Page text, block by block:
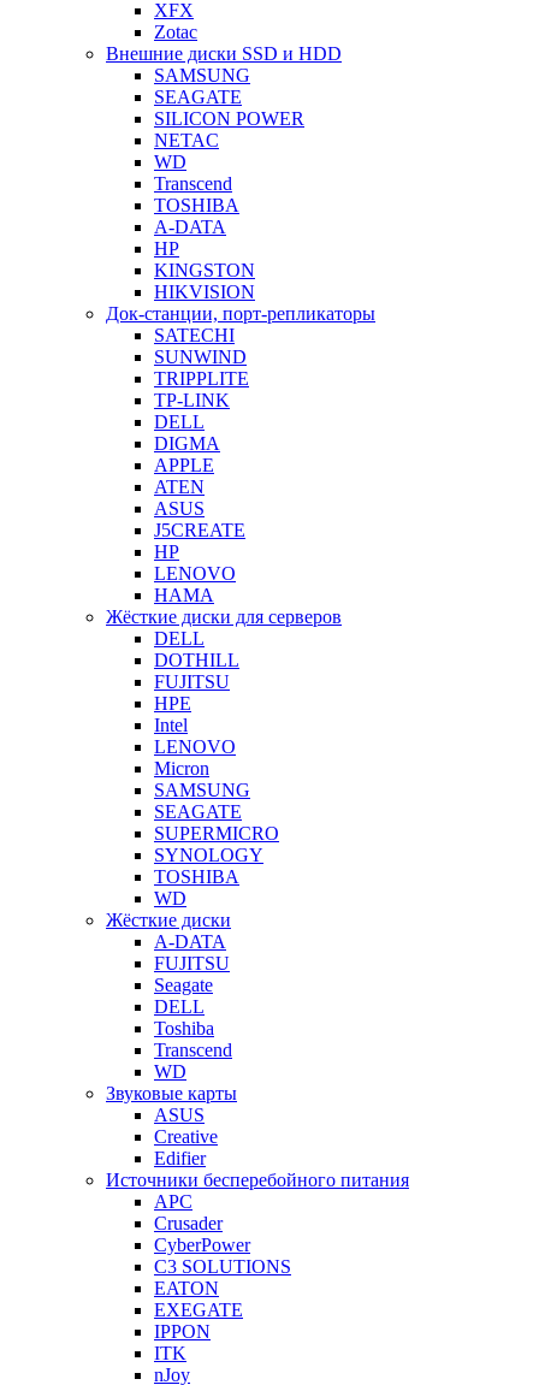
XFX
Zotac
Внешние диски SSD и HDD
SAMSUNG
SEAGATE
SILICON POWER
NETAC
WD
Transcend
TOSHIBA
A-DATA
HP
KINGSTON
HIKVISION
Док-станции, порт-репликаторы
SATECHI
SUNWIND
TRIPPLITE
TP-LINK
DELL
DIGMA
APPLE
ATEN
ASUS
J5CREATE
HP
LENOVO
HAMA
Жёсткие диски для серверов
DELL
DOTHILL
FUJITSU
HPE
Intel
LENOVO
Micron
SAMSUNG
SEAGATE
SUPERMICRO
SYNOLOGY
TOSHIBA
WD
Жёсткие диски
A-DATA
FUJITSU
Seagate
DELL
Toshiba
Transcend
WD
Звуковые карты
ASUS
Creative
Edifier
Источники бесперебойного питания
APC
Crusader
CyberPower
C3 SOLUTIONS
EATON
EXEGATE
IPPON
ITK
nJoy